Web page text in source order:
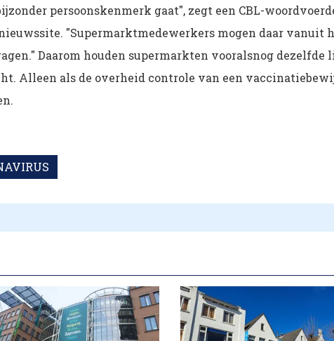
persoonskenmerk gaat", zegt een CBL-
"Supermarktmedewerkers mogen daar vanuit
Daarom houden supermarkten vooralsnog dezelfde
Alleen als de overheid controle van een